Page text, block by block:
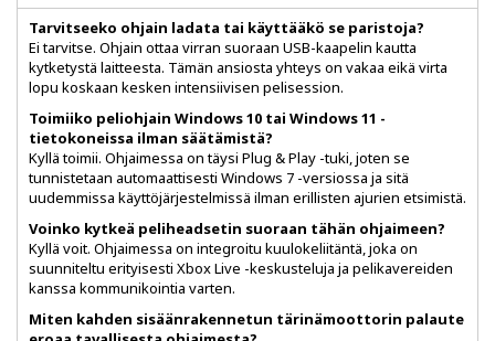
Tarvitseeko ohjain ladata tai käyttääkö se paristoja?
Ei tarvitse. Ohjain ottaa virran suoraan USB-kaapelin kautta
kytketystä laitteesta. Tämän ansiosta yhteys on vakaa eikä virta
lopu koskaan kesken intensiivisen pelisession.
Toimiiko peliohjain Windows 10 tai Windows 11 -
tietokoneissa ilman säätämistä?
Kyllä toimii. Ohjaimessa on täysi Plug & Play -tuki, joten se
tunnistetaan automaattisesti Windows 7 -versiossa ja sitä
uudemmissa käyttöjärjestelmissä ilman erillisten ajurien etsimistä.
Voinko kytkeä peliheadsetin suoraan tähän ohjaimeen?
Kyllä voit. Ohjaimessa on integroitu kuulokeliitäntä, joka on
suunniteltu erityisesti Xbox Live -keskusteluja ja pelikavereiden
kanssa kommunikointia varten.
Miten kahden sisäänrakennetun tärinämoottorin palaute